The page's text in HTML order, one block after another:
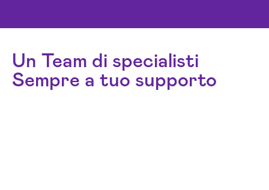
Un Team di specialisti
Sempre a tuo supporto